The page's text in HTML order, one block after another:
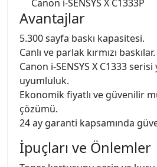
Canon i-SENSYS X C1333P
Avantajlar
5.300 sayfa baskı kapasitesi.
Canlı ve parlak kırmızı baskılar.
Canon i-SENSYS X C1333 serisi
uyumluluk.
Ekonomik fiyatlı ve güvenilir
çözümü.
24 ay garanti kapsamında
İpuçları ve Önlemler